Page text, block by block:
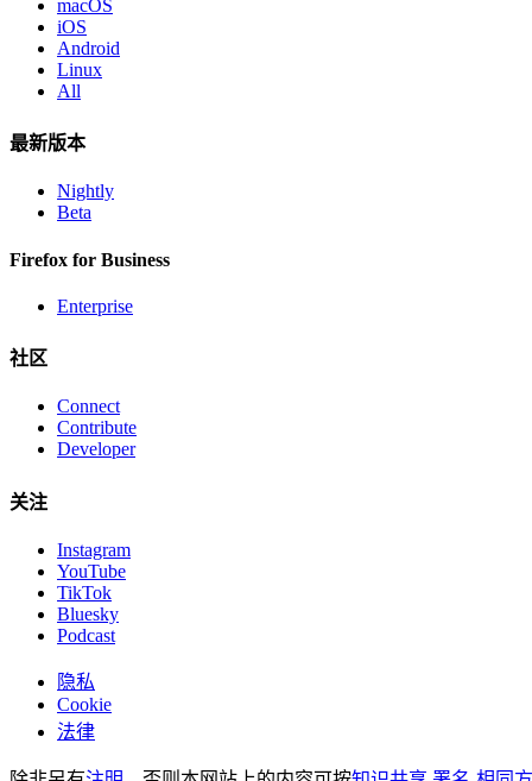
macOS
iOS
Android
Linux
All
最新版本
Nightly
Beta
Firefox for Business
Enterprise
社区
Connect
Contribute
Developer
关注
Instagram
YouTube
TikTok
Bluesky
Podcast
隐私
Cookie
法律